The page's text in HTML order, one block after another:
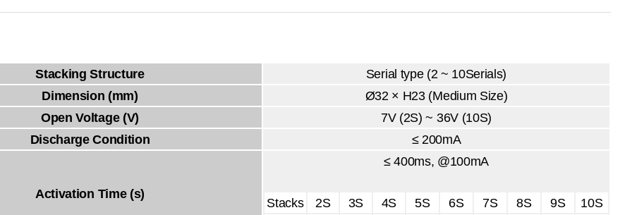
Stacking Structure
Serial type (2 ~ 10Serials)
Dimension (mm)
Ø32 × H23 (Medium Size)
Open Voltage (V)
7V (2S) ~ 36V (10S)
Discharge Condition
≤ 200mA
Activation Time (s)
≤ 400ms, @100mA
Stacks 2S 3S 4S 5S 6S 7S 8S 9S
10S